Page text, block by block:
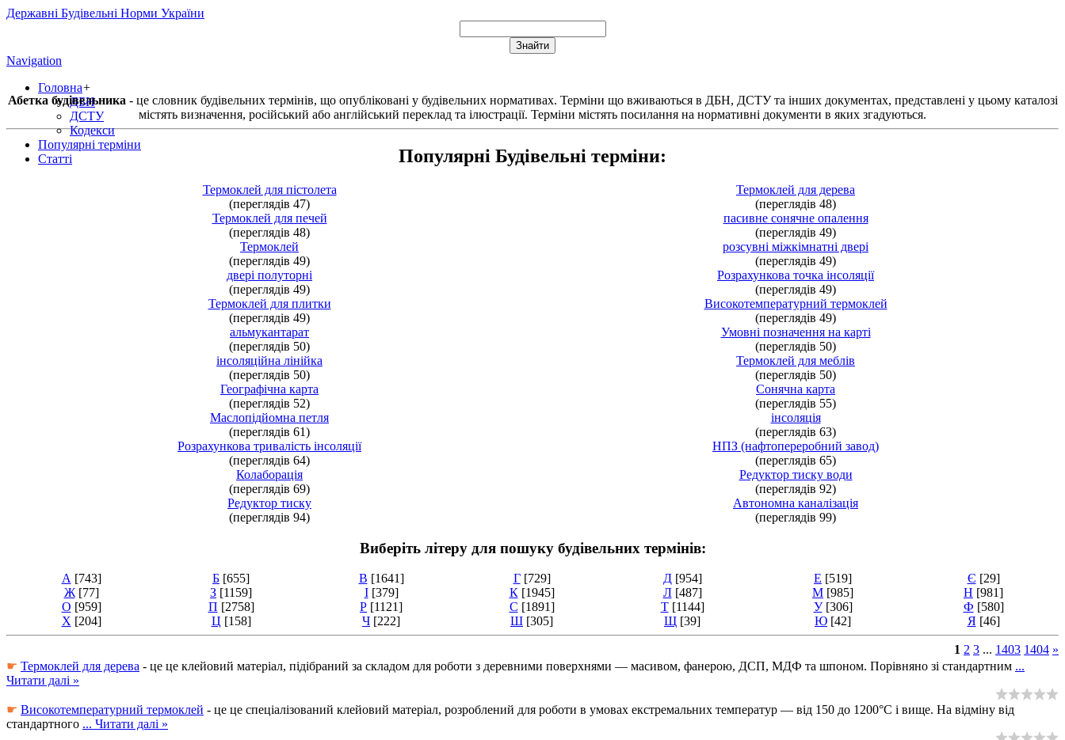
Державні Будівельні Норми України
Navigation
Головна+
ДБН
ДСТУ
Кодекси
Популярні терміни
Статті
Абетка будівельника - це словник будівельних термінів, що опубліковані у будівельних нормативах. Терміни що вживаються в ДБН, ДСТУ та інших документах, представлені у цьому каталозі
містять визначення, російський або англійський переклад та ілюстрації. Терміни містять посилання на нормативні документи в яких згадуються.
Популярні Будівельні терміни:
Термоклей для пістолета
(переглядів 47)
Термоклей для дерева
(переглядів 48)
Термоклей для печей
(переглядів 48)
пасивне сонячне опалення
(переглядів 49)
Термоклей
(переглядів 49)
розсувні міжкімнатні двері
(переглядів 49)
двері полуторні
(переглядів 49)
Розрахункова точка інсоляції
(переглядів 49)
Термоклей для плитки
(переглядів 49)
Високотемпературний термоклей
(переглядів 49)
альмукантарат
(переглядів 50)
Умовні позначення на карті
(переглядів 50)
інсоляційна лінійка
(переглядів 50)
Термоклей для меблів
(переглядів 50)
Географічна карта
(переглядів 52)
Сонячна карта
(переглядів 55)
Маслопідйомна петля
(переглядів 61)
інсоляція
(переглядів 63)
Розрахункова тривалість інсоляції
(переглядів 64)
НПЗ (нафтопереробний завод)
(переглядів 65)
Колаборація
(переглядів 69)
Редуктор тиску води
(переглядів 92)
Редуктор тиску
(переглядів 94)
Автономна каналізація
(переглядів 99)
Виберіть літеру для пошуку будівельних термінів:
А [743] Б [655] В [1641] Г [729] Д [954] Е [519] Є [29]
Ж [77] З [1159] І [379] К [1945] Л [487] М [985] Н [981]
О [959] П [2758] Р [1121] С [1891] Т [1144] У [306] Ф [580]
Х [204] Ц [158] Ч [222] Ш [305] Щ [39] Ю [42] Я [46]
1 2 3 ... 1403 1404 »
☛ Термоклей для дерева - це це клейовий матеріал, підібраний за складом для роботи з деревними поверхнями — масивом, фанерою, ДСП, МДФ та шпоном. Порівняно зі стандартним ...
Читати далі »
☛ Високотемпературний термоклей - це це спеціалізований клейовий матеріал, розроблений для роботи в умовах екстремальних температур — від 150 до 1200°C і вище. На відміну від
стандартного ... Читати далі »